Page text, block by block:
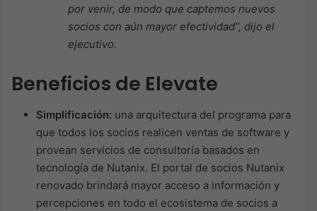
por venir, de modo que captemos nuevos
socios con aún mayor efectividad”, dijo el
ejecutivo.
Beneficios de Elevate
Simplificación: una arquitectura del programa para
que todos los socios realicen ventas de software y
provean servicios de consultoría basados en
tecnología de Nutanix. El portal de socios Nutanix
renovado brindará mayor acceso a información y
percepciones en todo el ecosistema de socios a